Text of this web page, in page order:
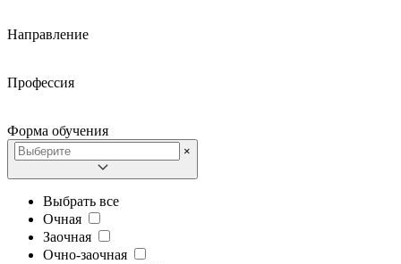
Направление
Профессия
Форма обучения
×
Выбрать все
Очная
Заочная
Очно-заочная